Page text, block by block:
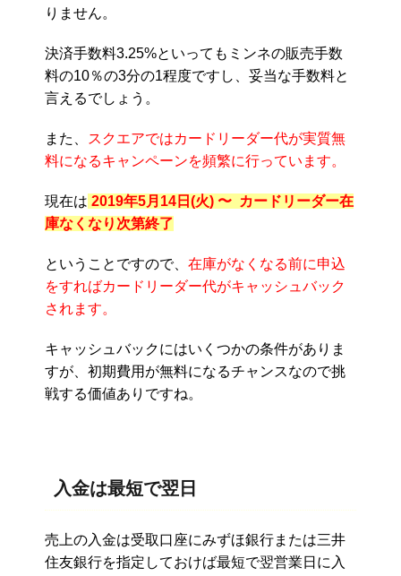
りません。
決済手数料3.25%といってもミンネの販売手数
料の10％の3分の1程度ですし、妥当な手数料と
言えるでしょう。
また、
スクエアではカードリーダー代が実質無
料になるキャンペーンを頻繁に行っています。
現在は 2019年5月14日(火) 〜 カードリーダー在
庫なくなり次第終了
ということですので、 在庫がなくなる前に申込
をすればカードリーダー代がキャッシュバック
されます。
キャッシュバックにはいくつかの条件がありま
すが、初期費用が無料になるチャンスなので挑
戦する価値ありですね。
入金は最短で翌日
売上の入金は受取口座にみずほ銀行または三井
住友銀行を指定しておけば最短で翌営業日に入